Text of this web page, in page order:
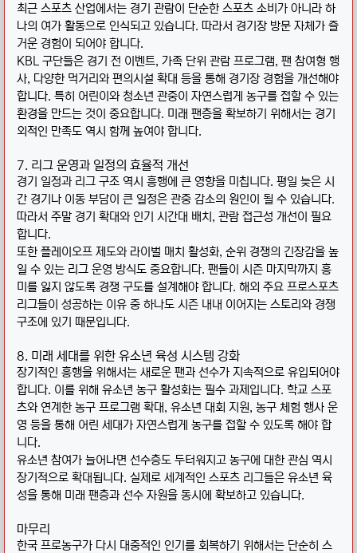
최근 스포츠 산업에서는 경기 관람이 단순한 스포츠 소비가 아니라 하
나의 여가 활동으로 인식되고 있습니다. 따라서 경기장 방문 자체가 즐
거운 경험이 되어야 합니다.
KBL 구단들은 경기 전 이벤트, 가족 단위 관람 프로그램, 팬 참여형 행
사, 다양한 먹거리와 편의시설 확대 등을 통해 경기장 경험을 개선해야
합니다. 특히 어린이와 청소년 관중이 자연스럽게 농구를 접할 수 있는
환경을 만드는 것이 중요합니다. 미래 팬층을 확보하기 위해서는 경기
외적인 만족도 역시 함께 높여야 합니다.
7. 리그 운영과 일정의 효율적 개선
경기 일정과 리그 구조 역시 흥행에 큰 영향을 미칩니다. 평일 늦은 시
간 경기나 이동 부담이 큰 일정은 관중 감소의 원인이 될 수 있습니다.
따라서 주말 경기 확대와 인기 시간대 배치, 관람 접근성 개선이 필요
합니다.
또한 플레이오프 제도와 라이벌 매치 활성화, 순위 경쟁의 긴장감을 높
일 수 있는 리그 운영 방식도 중요합니다. 팬들이 시즌 마지막까지 흥
미를 잃지 않도록 경쟁 구도를 설계해야 합니다. 해외 주요 프로스포츠
리그들이 성공하는 이유 중 하나도 시즌 내내 이어지는 스토리와 경쟁
구조에 있기 때문입니다.
8. 미래 세대를 위한 유소년 육성 시스템 강화
장기적인 흥행을 위해서는 새로운 팬과 선수가 지속적으로 유입되어야
합니다. 이를 위해 유소년 농구 활성화는 필수 과제입니다. 학교 스포
츠와 연계한 농구 프로그램 확대, 유소년 대회 지원, 농구 체험 행사 운
영 등을 통해 어린 세대가 자연스럽게 농구를 접할 수 있도록 해야 합
니다.
유소년 참여가 늘어나면 선수층도 두터워지고 농구에 대한 관심 역시
장기적으로 확대됩니다. 실제로 세계적인 스포츠 리그들은 유소년 육
성을 통해 미래 팬층과 선수 자원을 동시에 확보하고 있습니다.
마무리
한국 프로농구가 다시 대중적인 인기를 회복하기 위해서는 단순히 스